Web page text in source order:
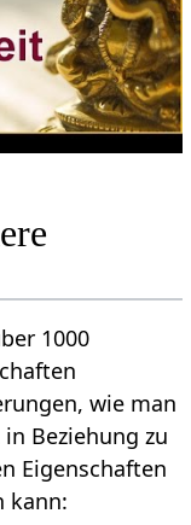
1000
wie man
Beziehung zu
Eigenschaften
kann: